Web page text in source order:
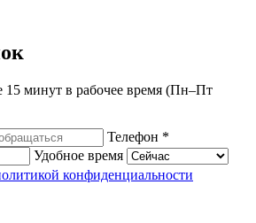
15 минут в рабочее время (Пн–Пт
Телефон *
Удобное время
конфиденциальности